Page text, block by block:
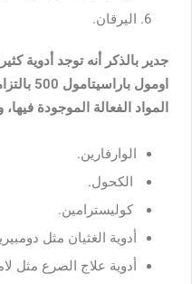
اليرقان.
جدير بالذكر أنه توجد أدوية
اومول
المواد الفعالة الموجودة
الوارفارين.
الكحول.
كوليسترامين.
أدوية الغثيان مثل
أدوية علاج الصرع مثل